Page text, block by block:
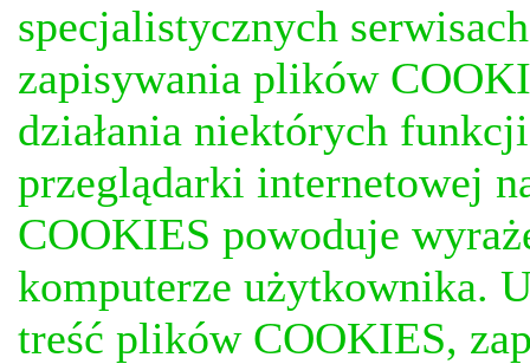
specjalistycznych
zapisywania plików
działania niektórych
przeglądarki internetowej
COOKIES powoduje
komputerze użytkownika.
treść plików COOKIES,